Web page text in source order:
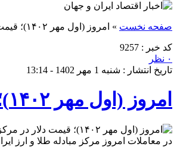
صفحه نخست » امروز (اول مهر ۱۴۰۲)؛ قیمت‌ دلار در مرکز مبادله چند شد؟
کد خبر : 9257
۰ نظر
تاریخ انتشار : شنبه 1 مهر 1402 - 13:14
امروز (اول مهر ۱۴۰۲)؛ قیمت‌ دلار در مرکز مبادله چند شد؟
در معاملات امروز مرکز مبادله طلا و ارز ایران، هر اسکناس دلار آمریکا به ۴۱هزار